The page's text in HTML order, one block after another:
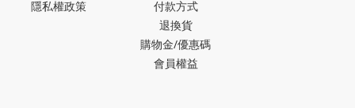
隱私權政策
付款方式
退換貨
購物金/優惠碼
會員權益